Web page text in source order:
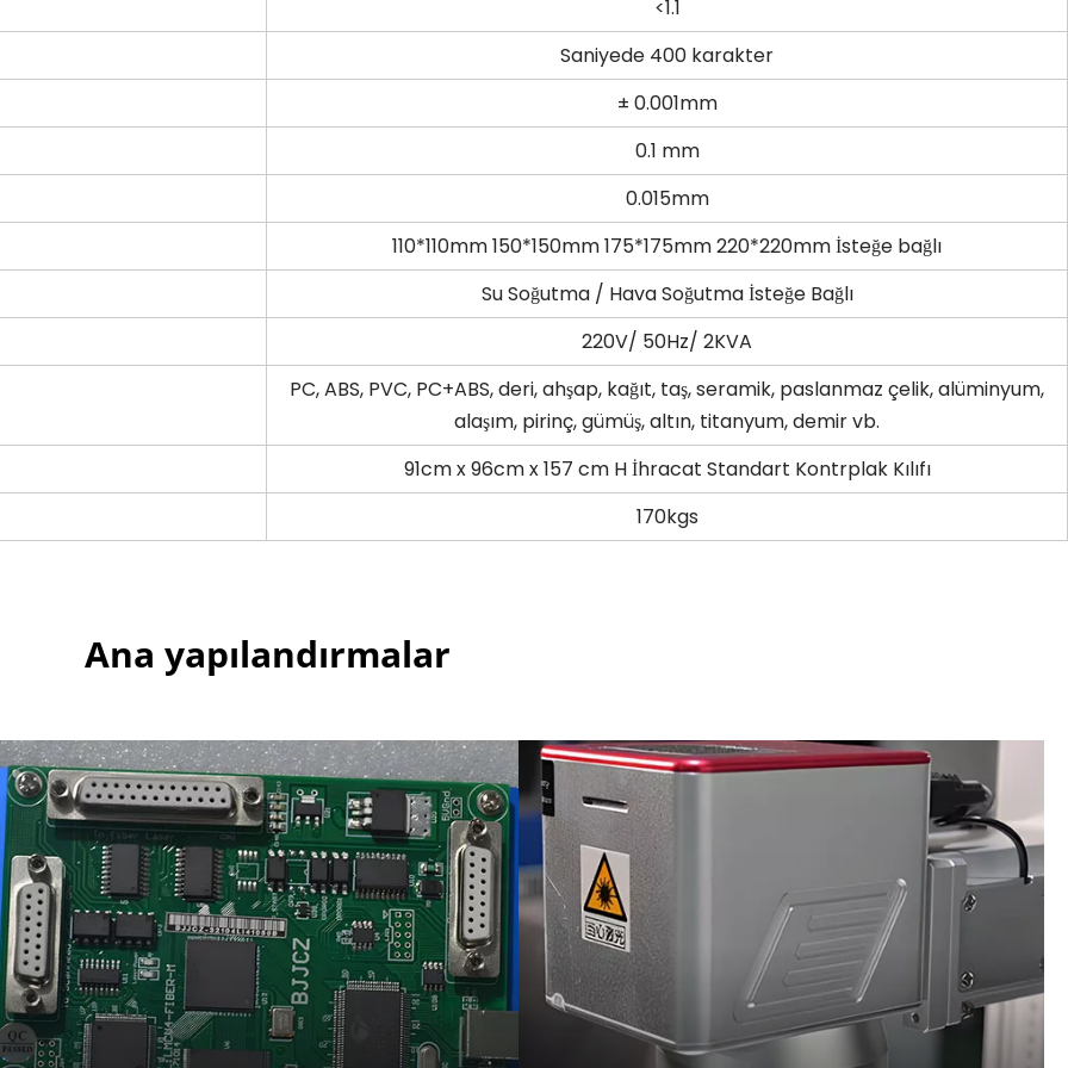
<1.1
Saniyede 400 karakter
± 0.001mm
0.1 mm
0.015mm
110*110mm 150*150mm 175*175mm 220*220mm İsteğe bağlı
Su Soğutma / Hava Soğutma İsteğe Bağlı
220V/ 50Hz/ 2KVA
PC, ABS, PVC, PC+ABS, deri, ahşap, kağıt, taş, seramik, paslanmaz çelik, alüminyum,
alaşım, pirinç, gümüş, altın, titanyum, demir vb.
91cm x 96cm x 157 cm H İhracat Standart Kontrplak Kılıfı
170kgs
Ana yapılandırmalar